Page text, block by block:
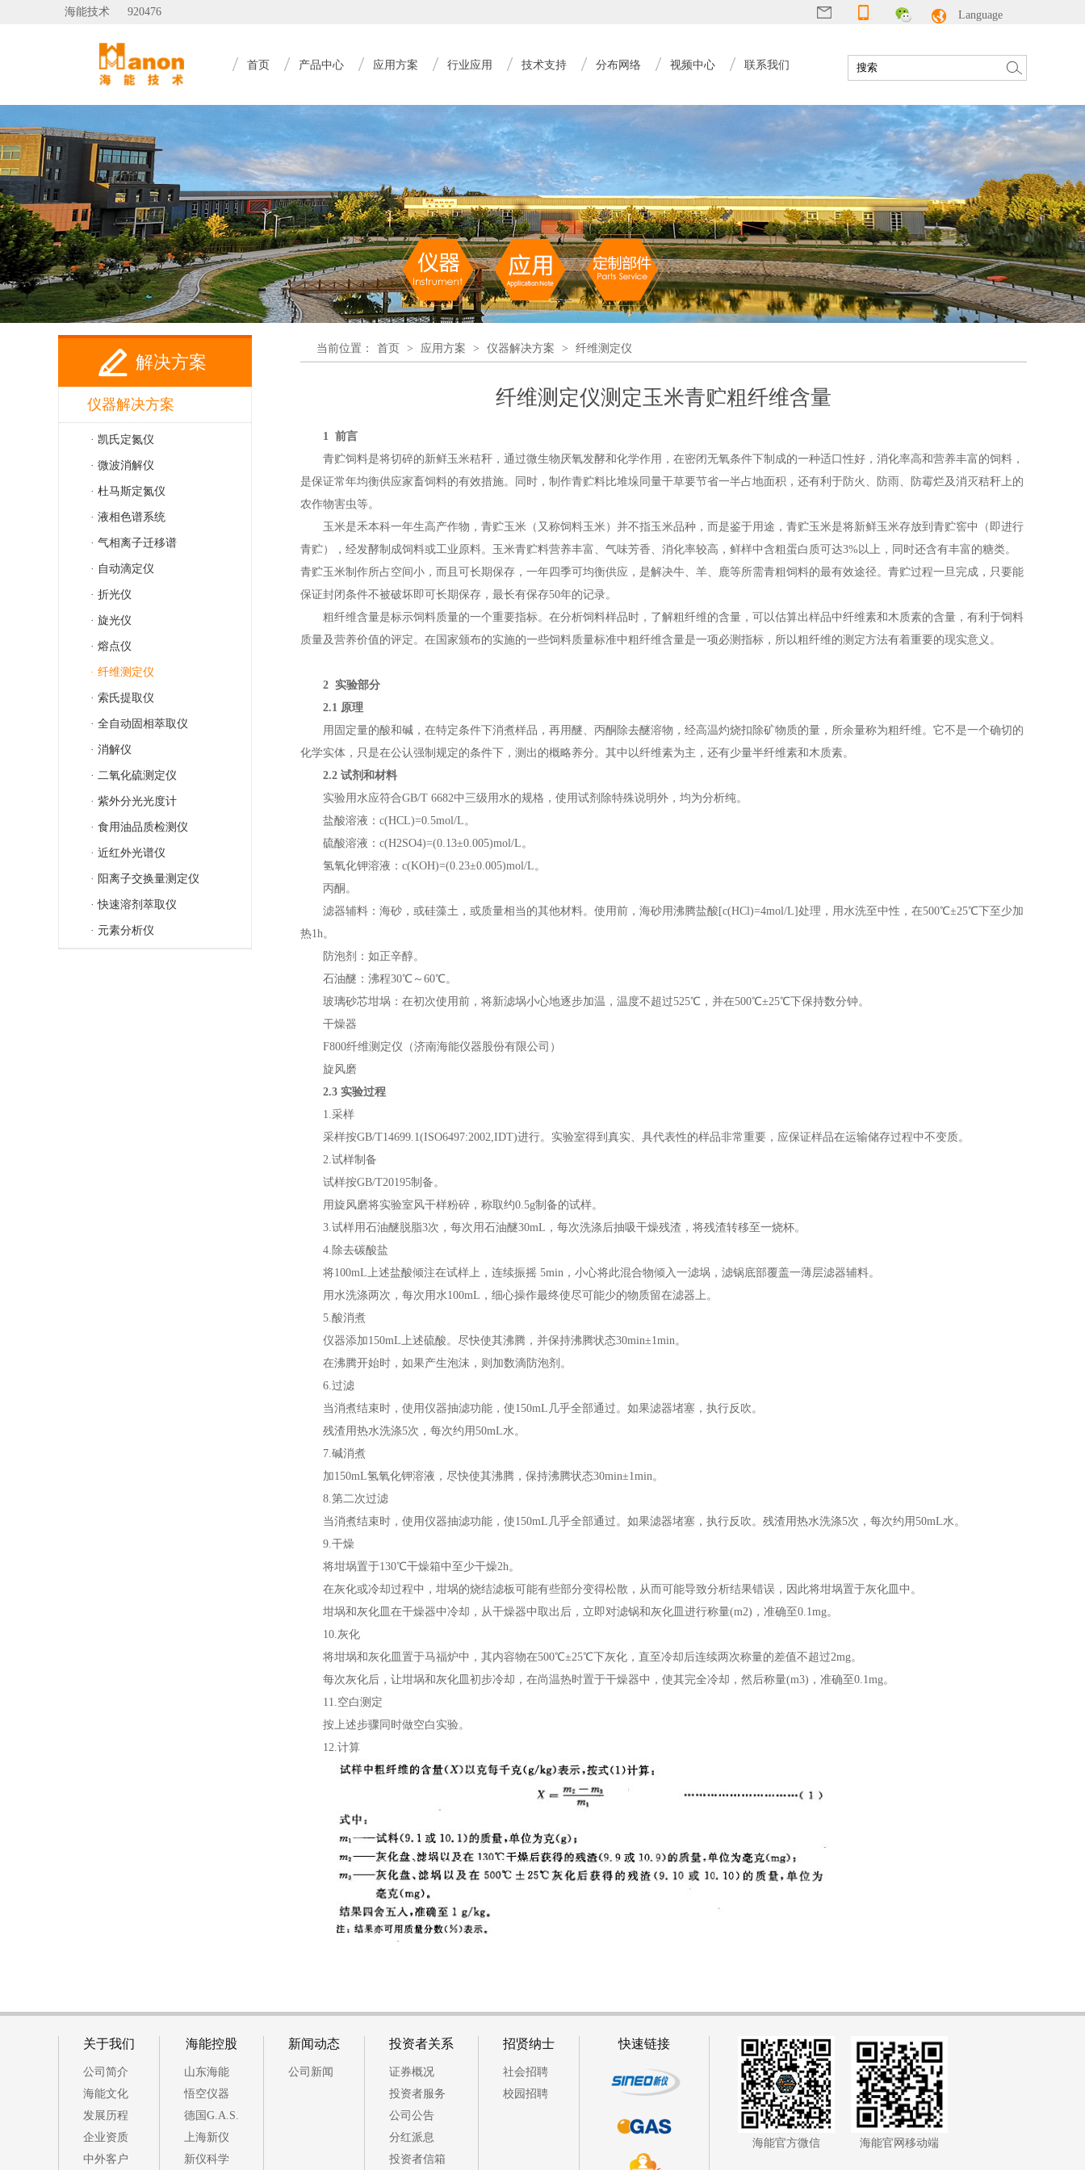
海能技术 920476 Language
首页 产品中心 应用方案 行业应用 技术支持 分布网络 视频中心 联系我们
解决方案
仪器解决方案
· 凯氏定氮仪
· 微波消解仪
· 杜马斯定氮仪
· 液相色谱系统
· 气相离子迁移谱
· 自动滴定仪
· 折光仪
· 旋光仪
· 熔点仪
· 纤维测定仪
· 索氏提取仪
· 全自动固相萃取仪
· 消解仪
· 二氧化硫测定仪
· 紫外分光光度计
· 食用油品质检测仪
· 近红外光谱仪
· 阳离子交换量测定仪
· 快速溶剂萃取仪
· 元素分析仪
当前位置： 首页 > 应用方案 > 仪器解决方案 > 纤维测定仪
纤维测定仪测定玉米青贮粗纤维含量
1 前言
青贮饲料是将切碎的新鲜玉米秸秆，通过微生物厌氧发酵和化学作用，在密闭无氧条件下制成的一种适口性好，消化率高和营养丰富的饲料，
是保证常年均衡供应家畜饲料的有效措施。同时，制作青贮料比堆垛同量干草要节省一半占地面积，还有利于防火、防雨、防霉烂及消灭秸秆上的
农作物害虫等。
玉米是禾本科一年生高产作物，青贮玉米（又称饲料玉米）并不指玉米品种，而是鉴于用途，青贮玉米是将新鲜玉米存放到青贮窖中（即进行
青贮），经发酵制成饲料或工业原料。玉米青贮料营养丰富、气味芳香、消化率较高，鲜样中含粗蛋白质可达3%以上，同时还含有丰富的糖类。
青贮玉米制作所占空间小，而且可长期保存，一年四季可均衡供应，是解决牛、羊、鹿等所需青粗饲料的最有效途径。青贮过程一旦完成，只要能
保证封闭条件不被破坏即可长期保存，最长有保存50年的记录。
粗纤维含量是标示饲料质量的一个重要指标。在分析饲料样品时，了解粗纤维的含量，可以估算出样品中纤维素和木质素的含量，有利于饲料
质量及营养价值的评定。在国家颁布的实施的一些饲料质量标准中粗纤维含量是一项必测指标，所以粗纤维的测定方法有着重要的现实意义。
2 实验部分
2.1 原理
用固定量的酸和碱，在特定条件下消煮样品，再用醚、丙酮除去醚溶物，经高温灼烧扣除矿物质的量，所余量称为粗纤维。它不是一个确切的
化学实体，只是在公认强制规定的条件下，测出的概略养分。其中以纤维素为主，还有少量半纤维素和木质素。
2.2 试剂和材料
实验用水应符合GB/T 6682中三级用水的规格，使用试剂除特殊说明外，均为分析纯。
盐酸溶液： c(HCL)=0.5mol/L。
硫酸溶液： c(H2SO4)=(0.13±0.005)mol/L。
氢氧化钾溶液： c(KOH)=(0.23±0.005)mol/L。
丙酮。
滤器辅料：海砂，或硅藻土，或质量相当的其他材料。使用前，海砂用沸腾盐酸 [c(HCl)=4mol/L]处理，用水洗至中性，在500℃±25℃下至少加
热1h。
防泡剂：如正辛醇。
石油醚：沸程30℃ ～ 60℃。
玻璃砂芯坩埚：在初次使用前，将新滤埚小心地逐步加温，温度不超过525℃ ，并在500℃±25℃下保持数分钟。
干燥器
F800纤维测定仪（济南海能仪器股份有限公司）
旋风磨
2.3 实验过程
1.采样
采样按GB/T14699.1(ISO6497:2002,IDT)进行。实验室得到真实、具代表性的样品非常重要，应保证样品在运输储存过程中不变质。
2.试样制备
试样按GB/T20195制备。
用旋风磨将实验室风干样粉碎，称取约0.5g制备的试样。
3.试样用石油醚脱脂3次，每次用石油醚30mL ，每次洗涤后抽吸干燥残渣，将残渣转移至一烧杯。
4. 除去碳酸盐
将100mL上述盐酸倾注在试样上，连续振摇 5min ，小心将此混合物倾入一滤埚，滤锅底部覆盖一薄层滤器辅料。
用水洗涤两次，每次用水100mL ，细心操作最终使尽可能少的物质留在滤器上。
5.酸消煮
仪器添加150mL上述硫酸。尽快使其沸腾，并保持沸腾状态30min±1min。
在沸腾开始时，如果产生泡沫，则加数滴防泡剂。
6.过滤
当消煮结束时，使用仪器抽滤功能，使150mL 几乎全部通过。如果滤器堵塞，执行反吹。
残渣用热水洗涤5次，每次约用50mL水。
7.碱消煮
加150mL氢氧化钾溶液，尽快使其沸腾，保持沸腾状态30min±1min。
8.第二次过滤
当消煮结束时，使用仪器抽滤功能，使150mL 几乎全部通过。如果滤器堵塞，执行反吹。残渣用热水洗涤5次，每次约用50mL水。
9.干燥
将坩埚置于130℃干燥箱中至少干燥2h。
在灰化或冷却过程中，坩埚的烧结滤板可能有些部分变得松散，从而可能导致分析结果错误，因此将坩埚置于灰化皿中。
坩埚和灰化皿在干燥器中冷却，从干燥器中取出后，立即对滤锅和灰化皿进行称量(m2) ，准确至0.1mg。
10.灰化
将坩埚和灰化皿置于马福炉中，其内容物在500℃±25℃下灰化，直至冷却后连续两次称量的差值不超过2mg。
每次灰化后，让坩埚和灰化皿初步冷却，在尚温热时置于干燥器中，使其完全冷却，然后称量(m3) ，准确至0.1mg。
11.空白测定
按上述步骤同时做空白实验。
12.计算
关于我们
公司简介
海能文化
发展历程
企业资质
中外客户
海能控股
山东海能
悟空仪器
德国G.A.S.
上海新仪
新仪科学
新闻动态
公司新闻
投资者关系
证券概况
投资者服务
公司公告
分红派息
投资者信箱
招贤纳士
社会招聘
校园招聘
快速链接
海能官方微信 海能官网移动端